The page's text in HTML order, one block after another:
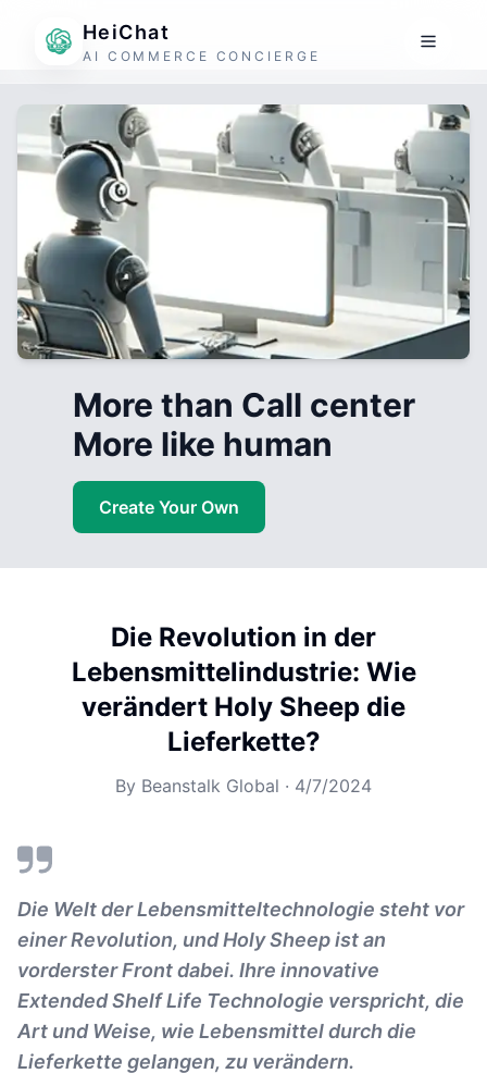
HeiChat
AI COMMERCE CONCIERGE
More than Call center
More like human
Create Your Own
Die Revolution in der
Lebensmittelindustrie: Wie
verändert Holy Sheep die
Lieferkette?
By Beanstalk Global · 4/7/2024
Die Welt der Lebensmitteltechnologie steht vor
einer Revolution, und Holy Sheep ist an
vorderster Front dabei. Ihre innovative
Extended Shelf Life Technologie verspricht, die
Art und Weise, wie Lebensmittel durch die
Lieferkette gelangen, zu verändern.